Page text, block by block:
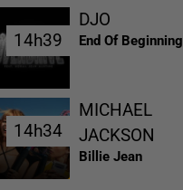
14h39
14h39
DJO
End Of Beginning
14h34
14h34
MICHAEL
JACKSON
Billie Jean